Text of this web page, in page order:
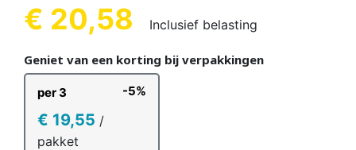
€ 20,58 Inclusief belasting
Geniet van een korting bij verpakkingen
per 3 -5%
€ 19,55 /
pakket